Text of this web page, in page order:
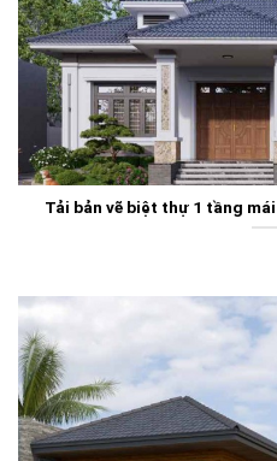
Tải bản vẽ biệt thự 1 tầng